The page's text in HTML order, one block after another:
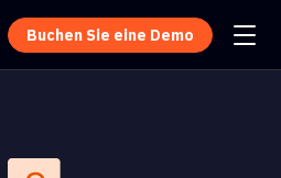
Buchen Sie eine Demo